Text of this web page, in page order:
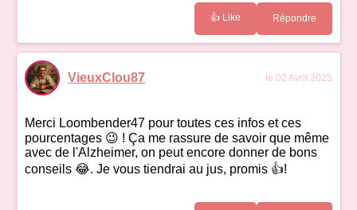
👍 Like Répondre
VieuxClou87 le 02 Avril 2025
Merci Loombender47 pour toutes ces infos et ces
pourcentages 😉 ! Ça me rassure de savoir que même
avec de l'Alzheimer, on peut encore donner de bons
conseils 😂. Je vous tiendrai au jus, promis 👍!